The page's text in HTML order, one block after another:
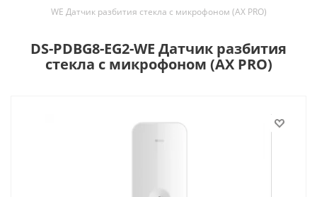
WE Датчик разбития стекла с микрофоном (AX PRO)
DS-PDBG8-EG2-WE Датчик разбития
стекла с микрофоном (AX PRO)